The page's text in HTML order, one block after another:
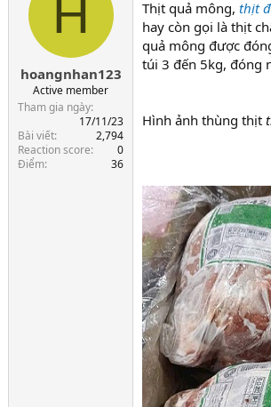
a
t
r
H
hoangnhan123
Active member
Tham gia ngày
17/11/23
Bài viết
2,794
Reaction score
0
Điểm
36
Thịt quả mông, thịt
hay còn gọi là thịt
quả mông được
túi 3 đến 5kg, đóng
Hình ảnh thùng thịt